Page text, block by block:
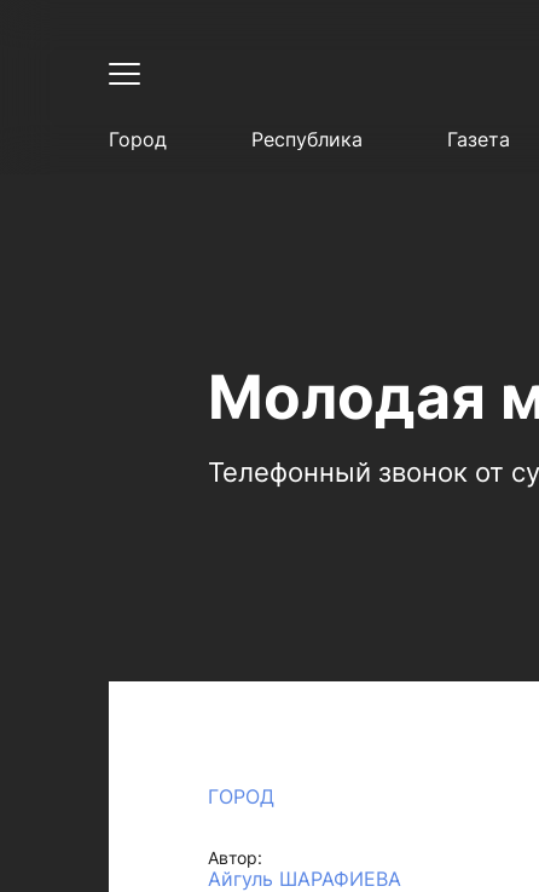
Город Республика Газета
Молодая
Телефонный звонок от
ГОРОД
Автор:
Айгуль ШАРАФИЕВА